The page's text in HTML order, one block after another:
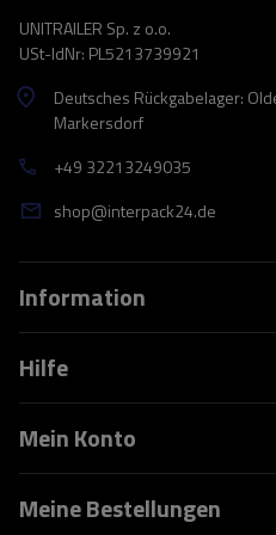
UNITRAILER Sp. z o.o.
USt-IdNr: PL5213739921
Deutsches Rückgabelager:
Markersdorf
+49 32213249035
shop@interpack24.de
Information
Hilfe
Mein Konto
Meine Bestellungen